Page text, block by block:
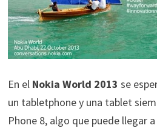
En elNokia World 2013 se
un tabletphone y una tablet
Phone 8, algo que puede llegar